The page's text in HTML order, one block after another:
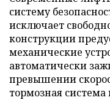
систему
исключает
конструкции
механические
автоматически
превышении
тормозная